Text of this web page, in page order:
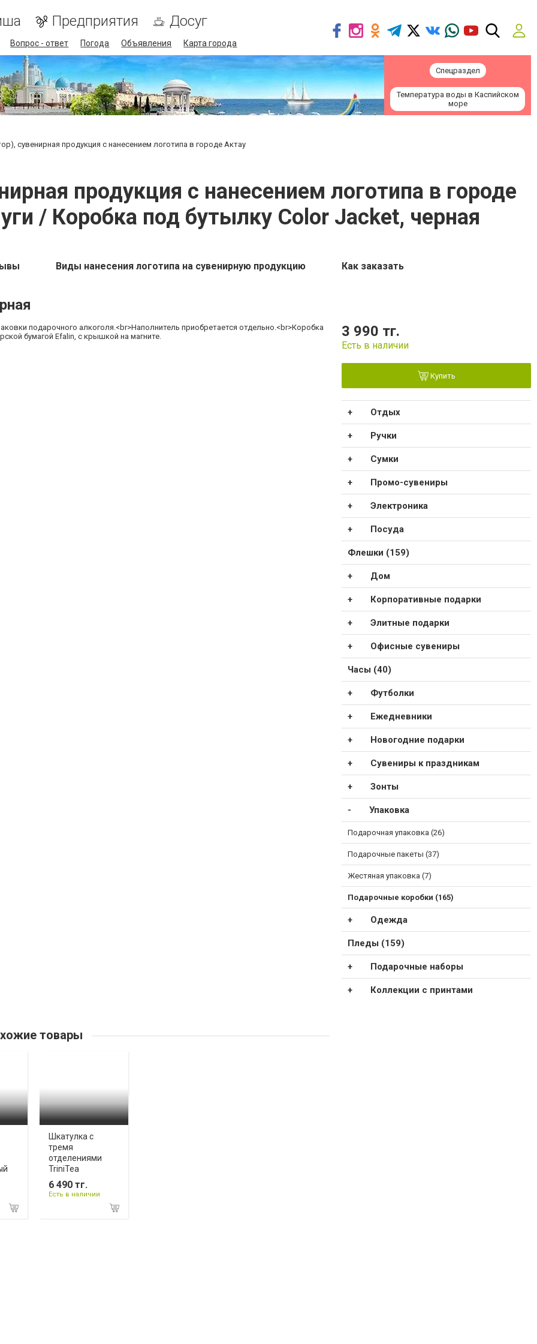
Предприятия Досуг
Вопрос - ответ Погода Объявления Карта города
Спецраздел
Температура воды в Каспийском
море
сувенирная продукция с нанесением логотипа в городе Актау
продукция с нанесением логотипа в городе
/ Коробка под бутылку Color Jacket, черная
Виды нанесения логотипа на сувенирную продукцию Как заказать
подарочного алкоголя.<br>Наполнитель приобретается отдельно.<br>Коробка
бумагой Efalin, с крышкой на магните.
3 990 тг.
Есть в наличии
Купить
Отдых
Ручки
Сумки
Промо-сувениры
Электроника
Посуда
Флешки (159)
Дом
Корпоративные подарки
Элитные подарки
Офисные сувениры
Часы (40)
Футболки
Ежедневники
Новогодние подарки
Сувениры к праздникам
Зонты
Упаковка
Подарочная упаковка (26)
Подарочные пакеты (37)
Жестяная упаковка (7)
Подарочные коробки (165)
Одежда
Пледы (159)
Подарочные наборы
Коллекции с принтами
товары
Шкатулка с
тремя
отделениями
TriniTea
6 490 тг.
Есть в наличии